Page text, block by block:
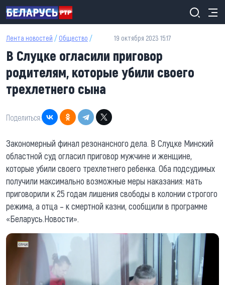
Перейти к основному содержанию
Лента новостей / Общество / 19 октября 2023 15:17
В Слуцке огласили приговор
родителям, которые убили своего
трехлетнего сына
Поделиться:
Закономерный финал резонансного дела. В Слуцке Минский
областной суд огласил приговор мужчине и женщине,
которые убили своего трехлетнего ребенка. Оба подсудимых
получили максимально возможные меры наказания: мать
приговорили к 25 годам лишения свободы в колонии строгого
режима, а отца – к смертной казни, сообщили в программе
«Беларусь.Новости».